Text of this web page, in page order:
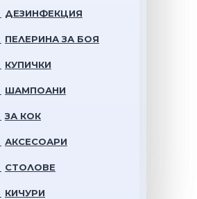
ДЕЗИНФЕКЦИЯ
ПЕЛЕРИНА ЗА БОЯ
КУПИЧКИ
ШАМПОАНИ
ЗА КОК
АКСЕСОАРИ
СТОЛОВЕ
КИЧУРИ